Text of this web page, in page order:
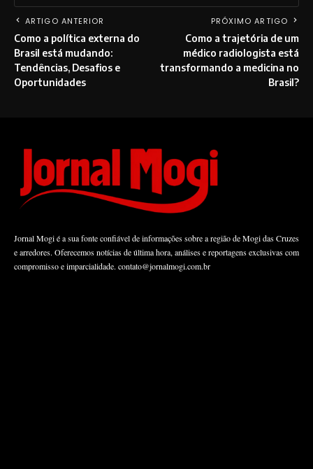
ARTIGO ANTERIOR
Como a política externa do
Brasil está mudando:
Tendências, Desafios e
Oportunidades
PRÓXIMO ARTIGO
Como a trajetória de um
médico radiologista está
transformando a medicina no
Brasil?
Jornal Mogi é a sua fonte confiável de informações sobre a região de Mogi das Cruzes
e arredores. Oferecemos notícias de última hora, análises e reportagens exclusivas com
compromisso e imparcialidade. contato@jornalmogi.com.br